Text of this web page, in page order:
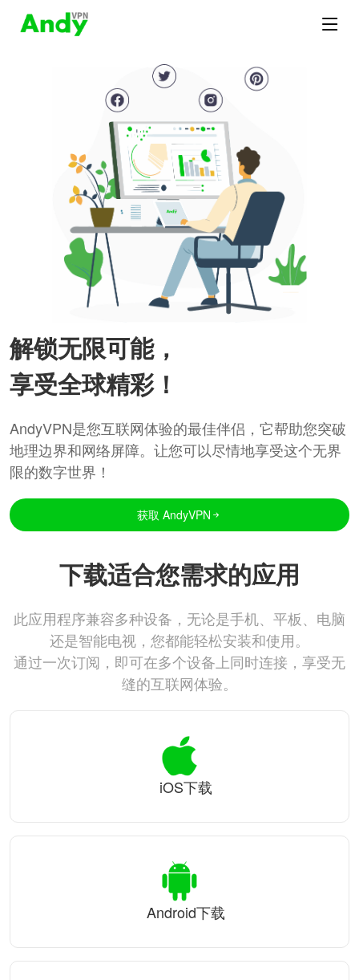
解锁无限可能，
享受全球精彩！
AndyVPN是您互联网体验的最佳伴侣，它帮助您突破
地理边界和网络屏障。让您可以尽情地享受这个无界
限的数字世界！
获取 AndyVPN
下载适合您需求的应用
此应用程序兼容多种设备，无论是手机、平板、电脑
还是智能电视，您都能轻松安装和使用。
通过一次订阅，即可在多个设备上同时连接，享受无
缝的互联网体验。
iOS下载
Android下载